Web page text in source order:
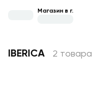
Магазин в г.
IBERICA 2 товара